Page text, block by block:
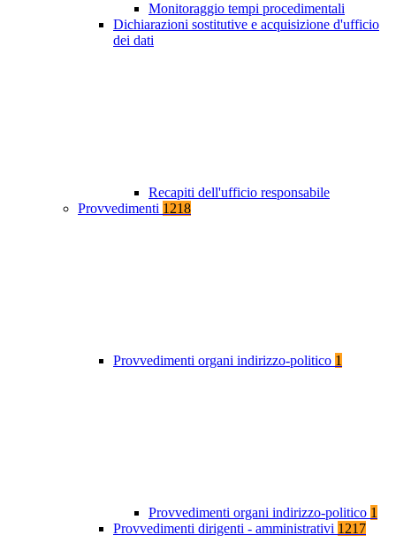
Monitoraggio tempi procedimentali
Dichiarazioni sostitutive e acquisizione d'ufficio
dei dati
Recapiti dell'ufficio responsabile
Provvedimenti 1218
Provvedimenti organi indirizzo-politico 1
Provvedimenti organi indirizzo-politico 1
Provvedimenti dirigenti - amministrativi 1217